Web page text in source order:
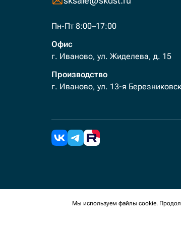
Пн-Пт 8:00–17:00
Офис
г. Иваново, ул. Жиделева, д. 15
Производство
г. Иваново, ул. 13-я
2026 Все права защищены. Мы
Мы используем файлы cookie.